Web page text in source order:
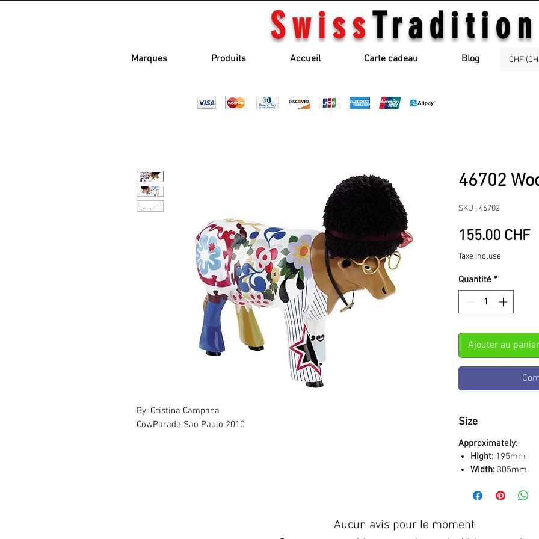
SwissTradition
Marques Produits Accueil Carte cadeau Blog CHF
By: Cristina Campana
CowParade Sao Paulo 2010
46702
SKU : 46702
155.00 CHF
Taxe Incluse
Quantité *
Ajouter au panier
Size
Approximately:
Hight: 195mm
Width: 305mm
Aucun avis pour le moment